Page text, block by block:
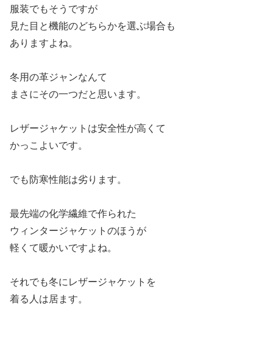
服装でもそうですが
見た目と機能のどちらかを選ぶ場合も
ありますよね。
冬用の革ジャンなんて
まさにその一つだと思います。
レザージャケットは安全性が高くて
かっこよいです。
でも防寒性能は劣ります。
最先端の化学繊維で作られた
ウィンタージャケットのほうが
軽くて暖かいですよね。
それでも冬にレザージャケットを
着る人は居ます。